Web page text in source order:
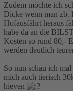
Zudem möchte ich
Dicke wenn man zb.
Hofausfährt heraus
habe da an die
Kosten so rund 80,-
werden deutlich
So nun schau ich
mich auch tierisch
hieven